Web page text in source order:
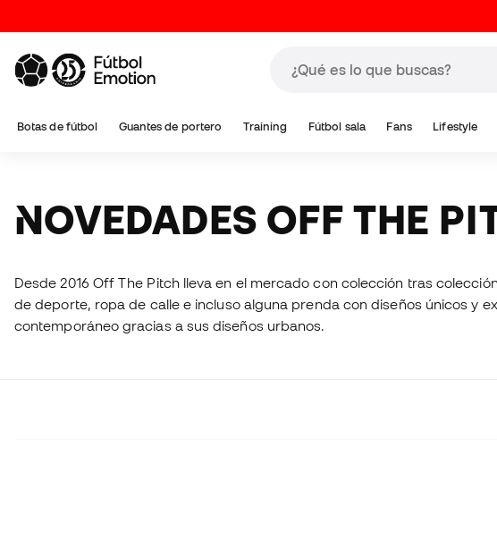
Botas de fútbol Guantes de portero Training Fútbol sala Fans Lifestyle
NOVEDADES OFF THE
Desde 2016 Off The Pitch lleva en el mercado con colección tras
de deporte, ropa de calle e incluso alguna prenda con diseños únicos y
contemporáneo gracias a sus diseños urbanos.